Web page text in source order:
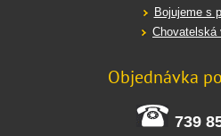
Bojujeme s
Chovatelská
Objednávka
739